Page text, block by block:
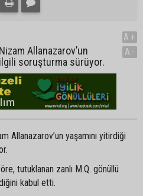
Allanazarov’un
soruşturma sürüyor.
A+
A-
Allanazarov’un yaşamını yitirdiği
tutuklanan zanlı M.Q. gönüllü
kabul etti.